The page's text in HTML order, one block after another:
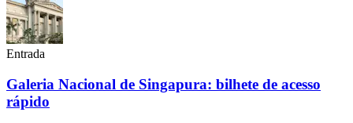
Entrada
Galeria Nacional de Singapura: bilhete de acesso
rápido